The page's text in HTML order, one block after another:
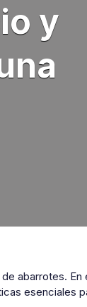
y
abarrotes.
esenciales